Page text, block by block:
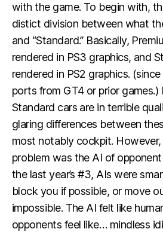
with the game. To begin with,
distict division between what
and “Standard.” Basically,
rendered in PS3 graphics, and
rendered in PS2 graphics.
ports from GT4 or prior games.)
Standard cars are in terrible
glaring differences between
most notably cockpit.
problem was the AI of
the last year’s #3, AIs were
block you if possible, or move
impossible. The AI felt like
opponents feel like… mindless